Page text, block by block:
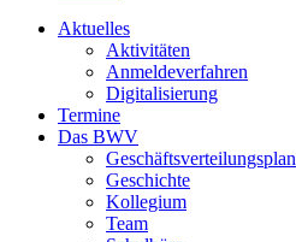
Aktuelles
Aktivitäten
Anmeldeverfahren
Digitalisierung
Termine
Das BWV
Geschäftsverteilungsplan
Geschichte
Kollegium
Team